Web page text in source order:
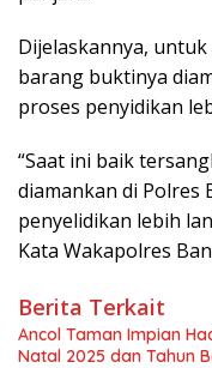
Dijelaskannya,
barang buktinya
proses penyidikan
“Saat ini baik
diamankan di Polres
penyelidikan lebih
Kata Wakapolres
Berita Terkait
Ancol Taman Impian
Natal 2025 dan Tahun